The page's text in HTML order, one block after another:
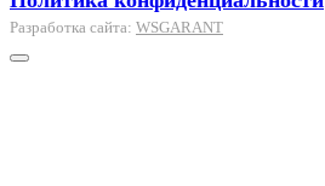
Разработка сайта: WSGARANT